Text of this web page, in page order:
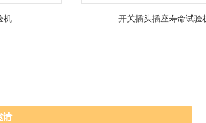
机 开关插头插座寿命试验